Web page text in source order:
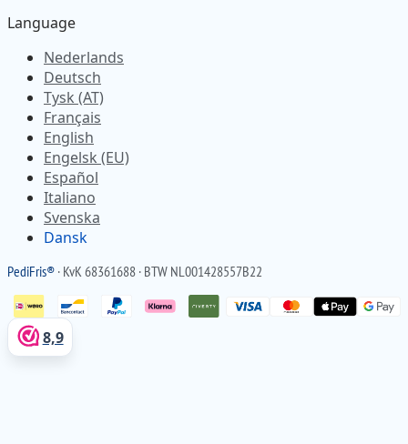
Language
Nederlands
Deutsch
Tysk (AT)
Français
English
Engelsk (EU)
Español
Italiano
Svenska
Dansk
PediFris® · KvK 68361688 · BTW NL001428557B22
8,9